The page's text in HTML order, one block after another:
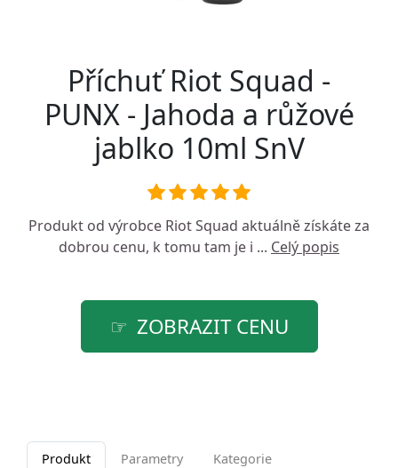
Příchuť Riot Squad -
PUNX - Jahoda a růžové
jablko 10ml SnV
Produkt od výrobce Riot Squad aktuálně získáte za
dobrou cenu, k tomu tam je i ... Celý popis
ZOBRAZIT CENU
Produkt Parametry Kategorie